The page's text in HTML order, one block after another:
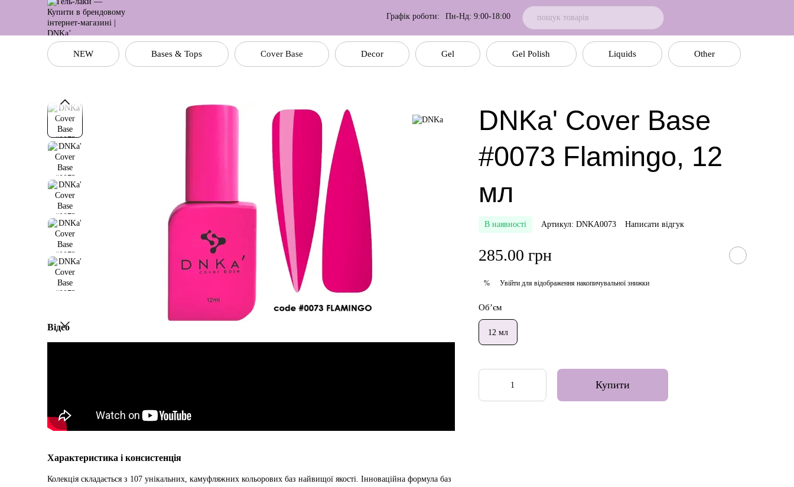
Перейти до основного контенту
Графік роботи:
Пн-Нд: 9:00-18:00
NEW Bases & Tops Cover Base Decor Gel Gel Polish Liquids Other
Відео
Характеристика і консистенція
Колекція складається з 107 унікальних, камуфляжних кольорових баз найвищої якості. Інноваційна формула баз
DNKa' Cover Base
#0073 Flamingo, 12
мл
В наявності Артикул: DNKA0073 Написати відгук
285.00 грн
% Увійти для відображення накопичувальної знижки
Об’єм
12 мл
Купити